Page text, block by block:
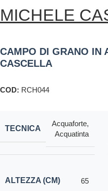
MICHELE
CAMPO DI GRANO IN
CASCELLA
COD: RCH044
TECNICA
Acquaforte,
Acquatinta
ALTEZZA (CM) 65